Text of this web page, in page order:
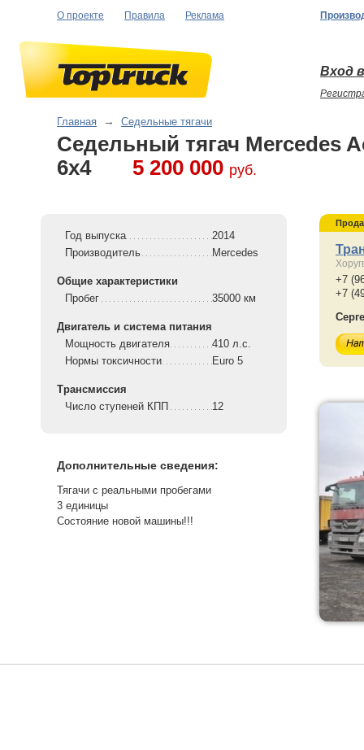
О проекте Правила Реклама
Вход
Главная → Седельные тягачи
Седельный тягач Mercedes
6x4
5 200 000 руб.
Год выпуска
2014
Производитель
Mercedes
Общие характеристики
Пробег
35000 км
Двигатель и система питания
Мощность двигателя
410 л.с.
Нормы токсичности
Euro 5
Трансмиссия
Число ступеней КПП
12
Дополнительные сведения:
Тягачи с реальными пробегами
3 единицы
Состояние новой машины!!!
+7
+7